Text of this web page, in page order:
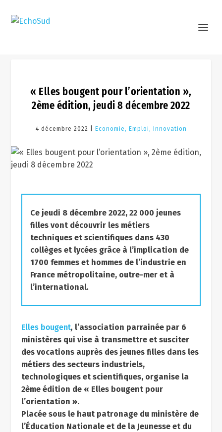
« Elles bougent pour l’orientation »,
2ème édition, jeudi 8 décembre 2022
4 décembre 2022 | Economie, Emploi, Innovation
Ce jeudi 8 décembre 2022, 22 000 jeunes
filles vont découvrir les métiers
techniques et scientifiques dans 430
collèges et lycées grâce à l’implication de
1700 femmes et hommes de l’industrie en
France métropolitaine, outre-mer et à
l’international.
Elles bougent, l’association parrainée par 6
ministères qui vise à transmettre et susciter
des vocations auprès des jeunes filles dans les
métiers des secteurs industriels,
technologiques et scientifiques, organise la
2ème édition de « Elles bougent pour
l’orientation ».
Placée sous le haut patronage du ministère de
l’Éducation Nationale et de la Jeunesse et du